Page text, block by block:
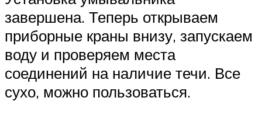
завершена. Теперь открываем
приборные краны внизу, запускаем
воду и проверяем места
соединений на наличие течи. Все
сухо, можно пользоваться.